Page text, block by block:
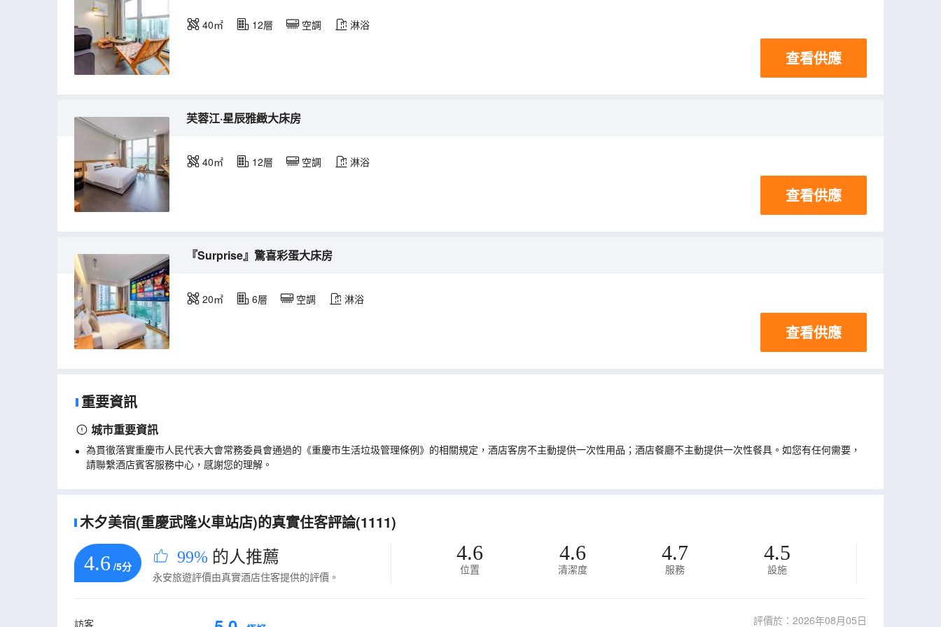
40㎡ 12層 空調 淋浴
查看供應
芙蓉江·星辰雅緻大床房
40㎡ 12層 空調 淋浴
查看供應
『Surprise』驚喜彩蛋大床房
20㎡ 6層 空調 淋浴
查看供應
重要資訊
城市重要資訊
為貫徹落實重慶市人民代表大會常務委員會通過的《重慶市生活垃圾管理條例》的相關規定，酒店客房不主動提供一次性用品；酒店餐廳不主動提供一次性餐具。如您有任何需要，
請聯繫酒店賓客服務中心，感謝您的理解。
木夕美宿(重慶武隆火車站店)的真實住客評論(1111)
4.6 /5分 99% 的人推薦
永安旅遊評價由真實酒店住客提供的評價。
4.6
位置
4.6
清潔度
4.7
服務
4.5
設施
訪客 評價於：2026年08月05日